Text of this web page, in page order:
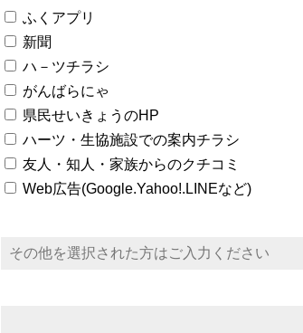
ふくアプリ
新聞
ハ－ツチラシ
がんばらにゃ
県民せいきょうのHP
ハーツ・生協施設での案内チラシ
友人・知人・家族からのクチコミ
Web広告(Google.Yahoo!.LINEなど)